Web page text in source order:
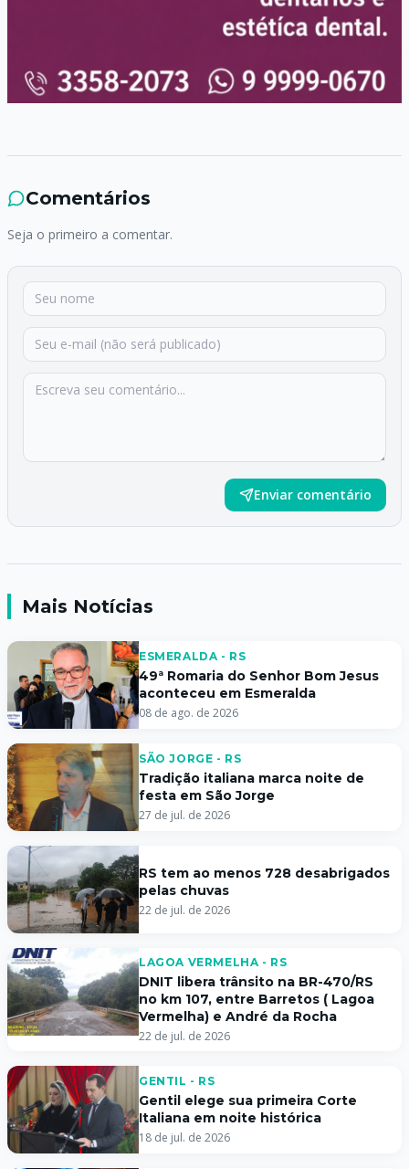
Comentários
Seja o primeiro a comentar.
Enviar comentário
Mais Notícias
ESMERALDA - RS
49ª Romaria do Senhor Bom Jesus
aconteceu em Esmeralda
08 de ago. de 2026
SÃO JORGE - RS
Tradição italiana marca noite de
festa em São Jorge
27 de jul. de 2026
RS tem ao menos 728 desabrigados
pelas chuvas
22 de jul. de 2026
LAGOA VERMELHA - RS
DNIT libera trânsito na BR-470/RS
no km 107, entre Barretos ( Lagoa
Vermelha) e André da Rocha
22 de jul. de 2026
GENTIL - RS
Gentil elege sua primeira Corte
Italiana em noite histórica
18 de jul. de 2026